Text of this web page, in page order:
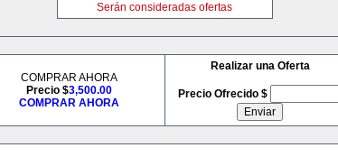
Serán consideradas ofertas
COMPRAR AHORA
Precio $3,500.00
COMPRAR AHORA
Realizar una Oferta
Precio Ofrecido $